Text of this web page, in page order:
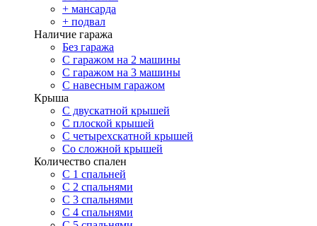
+ мансарда
+ подвал
Наличие гаража
Без гаража
С гаражом на 2 машины
С гаражом на 3 машины
С навесным гаражом
Крыша
С двускатной крышей
С плоской крышей
С четырехскатной крышей
Со сложной крышей
Количество спален
С 1 спальней
С 2 спальнями
С 3 спальнями
С 4 спальнями